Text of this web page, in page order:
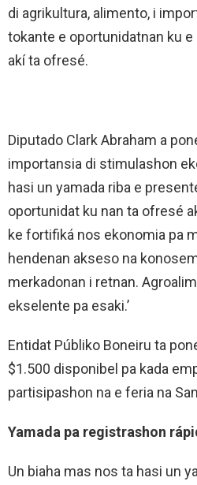
di agrikultura, alimento, i
tokante e oportunidatnan ku
akí ta ofresé.
Diputado Clark Abraham a
importansia di stimulashon
hasi un yamada riba e
oportunidat ku nan ta ofresé
ke fortifiká nos ekonomia pa
hendenan akseso na
merkadonan i retnan.
ekselente pa esaki.’
Entidat Públiko Boneiru ta
$1.500 disponibel pa kada
partisipashon na e feria na
Yamada pa registrashon
Un biaha mas nos ta hasi un